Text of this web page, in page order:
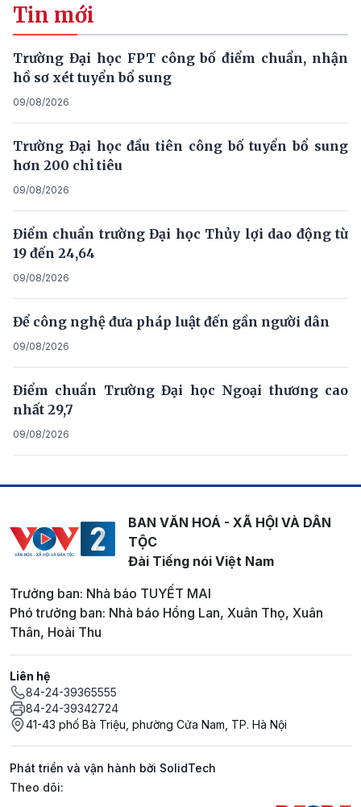
Tin mới
Trường Đại học FPT công bố điểm chuẩn, nhận
hồ sơ xét tuyển bổ sung
09/08/2026
Trường Đại học đầu tiên công bố tuyển bổ sung
hơn 200 chỉ tiêu
09/08/2026
Điểm chuẩn trường Đại học Thủy lợi dao động từ
19 đến 24,64
09/08/2026
Để công nghệ đưa pháp luật đến gần người dân
09/08/2026
Điểm chuẩn Trường Đại học Ngoại thương cao
nhất 29,7
09/08/2026
BAN VĂN HOÁ - XÃ HỘI VÀ DÂN
TỘC
Đài Tiếng nói Việt Nam
Trưởng ban: Nhà báo TUYẾT MAI
Phó trưởng ban: Nhà báo Hồng Lan, Xuân Thọ, Xuân
Thân, Hoài Thu
Liên hệ
84-24-39365555
84-24-39342724
41-43 phố Bà Triệu, phường Cửa Nam, TP. Hà Nội
Phát triển và vận hành bởi SolidTech
Mạng xã hội
Theo dõi: